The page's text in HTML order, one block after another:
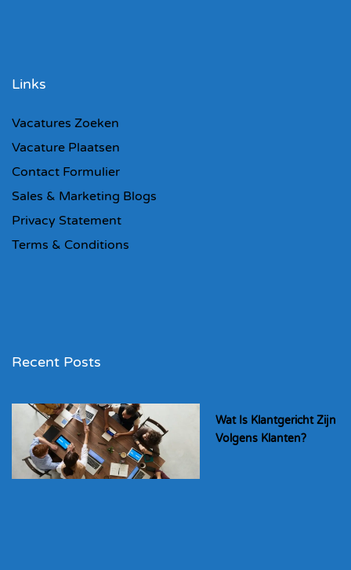
Links
Vacatures Zoeken
Vacature Plaatsen
Contact Formulier
Sales & Marketing Blogs
Privacy Statement
Terms & Conditions
Recent Posts
Wat Is Klantgericht Zijn
Volgens Klanten?